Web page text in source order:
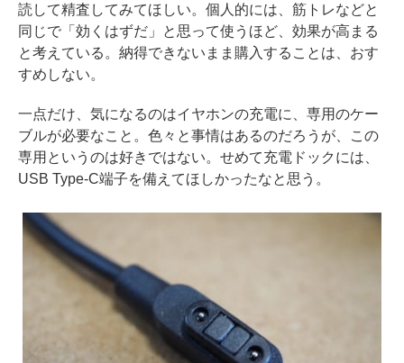
読して精査してみてほしい。個人的には、筋トレなどと
同じで「効くはずだ」と思って使うほど、効果が高まる
と考えている。納得できないまま購入することは、おす
すめしない。
一点だけ、気になるのはイヤホンの充電に、専用のケー
ブルが必要なこと。色々と事情はあるのだろうが、この
専用というのは好きではない。せめて充電ドックには、
USB Type-C端子を備えてほしかったなと思う。